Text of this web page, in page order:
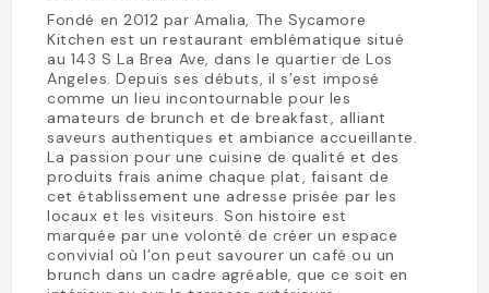
Fondé en 2012 par Amalia, The Sycamore
Kitchen est un restaurant emblématique situé
au 143 S La Brea Ave, dans le quartier de Los
Angeles. Depuis ses débuts, il s’est imposé
comme un lieu incontournable pour les
amateurs de brunch et de breakfast, alliant
saveurs authentiques et ambiance accueillante.
La passion pour une cuisine de qualité et des
produits frais anime chaque plat, faisant de
cet établissement une adresse prisée par les
locaux et les visiteurs. Son histoire est
marquée par une volonté de créer un espace
convivial où l’on peut savourer un café ou un
brunch dans un cadre agréable, que ce soit en